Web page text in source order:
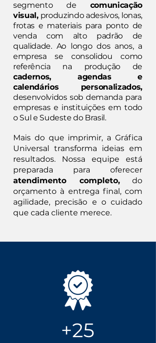
segmento de comunicação
visual,produzindo adesivos, lonas,
frotas e materiais para ponto de
venda com alto padrão de
qualidade. Ao longo dos anos, a
empresa se consolidou como
referência na produção de
cadernos, agendas e
calendários personalizados,
desenvolvidos sob demanda para
empresas e instituições em todo
o Sul e Sudeste do Brasil.
Mais do que imprimir, a Gráfica
Universal transforma ideias em
resultados. Nossa equipe está
preparada para oferecer
atendimento completo,do
orçamento à entrega final, com
agilidade, precisão e o cuidado
que cada cliente merece.
+25